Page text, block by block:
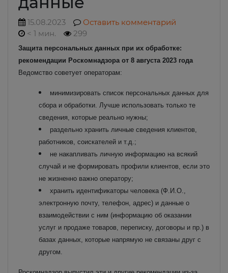
15.08.2023
Оставить комментарий
< 1 мин.
299
Защита персональных данных при их обработке:
рекомендации Роскомнадзора от 8 августа 2023 года
Ведомство советует операторам:
минимизировать список персональных данных для
сбора и обработки. Лучше использовать только те
сведения, которые реально нужны;
раздельно хранить личные сведения клиентов,
работников, соискателей и т.д.;
не накапливать личную информацию на всякий
случай и не формировать профили клиентов, если это
не жизненно важно оператору;
хранить идентификаторы человека (Ф.И.О.,
электронную почту, телефон, адрес) и данные о
взаимодействии с ним (информацию об оказании
услуг и продаже товаров, переписку, договоры и пр.) в
базах данных, которые напрямую не связаны друг с
другом.